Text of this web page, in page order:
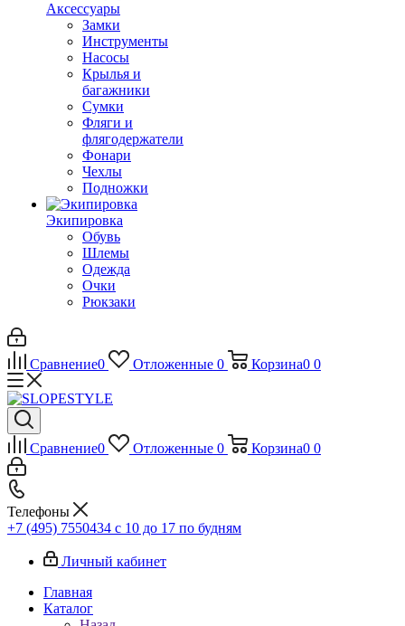
Аксессуары
Замки
Инструменты
Насосы
Крылья и
багажники
Сумки
Фляги и
флягодержатели
Фонари
Чехлы
Подножки
Экипировка
Обувь
Шлемы
Одежда
Очки
Рюкзаки
Сравнение0 Отложенные 0 Корзина0 0
Сравнение0 Отложенные 0 Корзина0 0
Телефоны
+7 (495) 7550434 с 10 до 17 по будням
Личный кабинет
Главная
Каталог